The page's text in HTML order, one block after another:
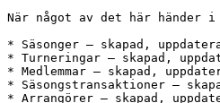
När något av det här
* Säsonger — skapad,
* Turneringar — skapad,
* Medlemmar — skapad,
* Säsongstransaktioner —
* Arrangörer — skapad,